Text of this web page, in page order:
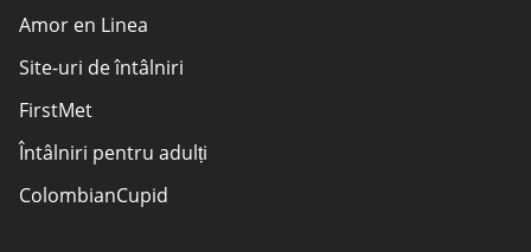
Amor en Linea
Site-uri de întâlniri
FirstMet
Întâlniri pentru adulți
ColombianCupid